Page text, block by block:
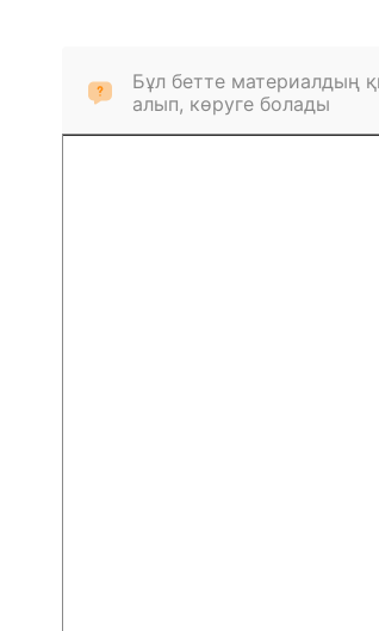
Бұл бетте материалдың
алып, көруге болады